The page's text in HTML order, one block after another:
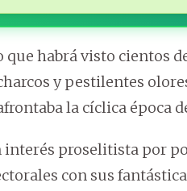
que habrá visto cientos
y pestilentes
la cíclica época
proselitista por
con sus